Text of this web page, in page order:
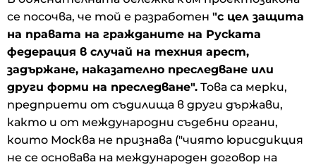
се посочва, че той е разработен "с цел защита
на правата на гражданите на Руската
федерация в случай на техния арест,
задържане, наказателно преследване или
други форми на преследване". Това са мерки,
предприети от съдилища в други държави,
както и от международни съдебни органи,
които Москва не признава ("чиято юрисдикция
не се основава на международен договор на